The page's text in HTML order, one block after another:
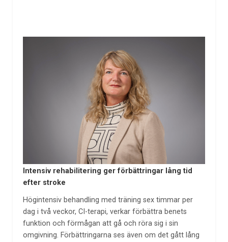
Intensiv rehabilitering ger förbättringar lång tid
efter stroke
Högintensiv behandling med träning sex timmar per
dag i två veckor, CI-terapi, verkar förbättra benets
funktion och förmågan att gå och röra sig i sin
omgivning. Förbättringarna ses även om det gått lång